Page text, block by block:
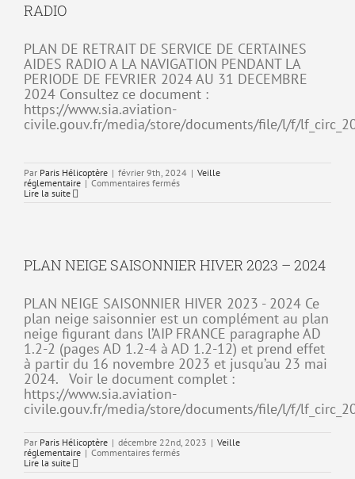
compensateur
d’effort
RADIO
PLAN DE RETRAIT DE SERVICE DE CERTAINES
AIDES RADIO A LA NAVIGATION PENDANT LA
PERIODE DE FEVRIER 2024 AU 31 DECEMBRE
2024 Consultez ce document :
https://www.sia.aviation-
civile.gouv.fr/media/store/documents/file/l/f/
Par Paris Hélicoptère | février 9th, 2024 | Veille
réglementaire | Commentaires ferméssur
Lire la suite
PLAN NEIGE SAISONNIER HIVER 2023 – 2024
PLAN NEIGE SAISONNIER HIVER 2023 - 2024 Ce
plan neige saisonnier est un complément au plan
neige figurant dans l’AIP FRANCE paragraphe AD
1.2-2 (pages AD 1.2-4 à AD 1.2-12) et prend effet
à partir du 16 novembre 2023 et jusqu’au 23 mai
2024. Voir le document complet :
https://www.sia.aviation-
civile.gouv.fr/media/store/documents/file/l/f/
Par Paris Hélicoptère | décembre 22nd, 2023 | Veille
réglementaire | Commentaires ferméssur
Lire la suite